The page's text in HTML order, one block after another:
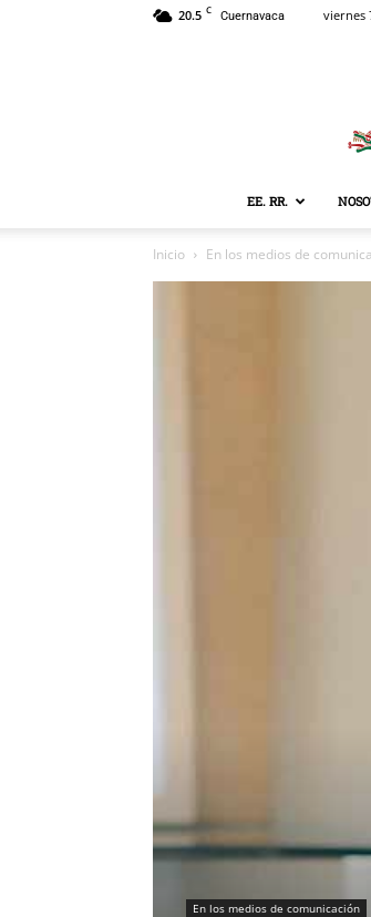
20.5 C Cuernavaca viernes
EE. RR.
Inicio En los medios de
En los medios de comunicación